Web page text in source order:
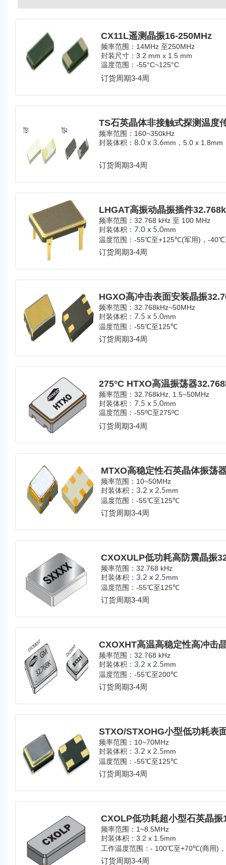
CX11L遥测晶振16-250MHz
频率范围：14MHz 至250MHz
封装尺寸： 3.2 mm x 1.5 mm
温度范围：-55°C~125°C
订货周期3-4周
频率范围：160~350kHz
封装体积：8.0 x 3.6mm，5.0 x 1.8mm
订货周期3-4周
频率范围：32.768 kHz 至 100 MHz
封装体积：7.0 x 5.0mm
温度范围：-55℃至+125℃(军用)，-
业)，-10℃至+70℃(商用)
订货周期3-4周
频率范围：32.768kHz~50MHz
封装体积：7.5 x 5.0mm
温度范围：-55℃至125℃
订货周期3-4周
频率范围：32.768kHz, 1.5~50MHz
封装体积：7.5 x 5.0mm
温度范围：-55ºC至275ºC
订货周期3-4周
MTXO高稳定性石英晶体振荡
频率范围：10~50MHz
封装体积： 3.2 x 2.5mm
温度范围：-55℃至125℃
订货周期3-4周
CXOXULP低功耗高防震晶振
频率范围：32.768 kHz
封装体积： 3.2 x 2.5mm
温度范围：-55℃至125℃
订货周期3-4周
频率范围：32.768 kHz
封装体积：3.2 x 2.5mm
温度范围：-55℃至200℃
订货周期3-4周
频率范围：10~70MHz
封装体积：3.2 x 2.5mm
温度范围：-55℃至125℃
订货周期3-4周
CXOLP低功耗超小型石英晶振
频率范围：1~8.5MHz
封装体积：3.2 x 1.5mm
工作温度范围： - 100℃至+70℃(商用)
(工业)，-55℃至+125℃(军用)
订货周期3-4周